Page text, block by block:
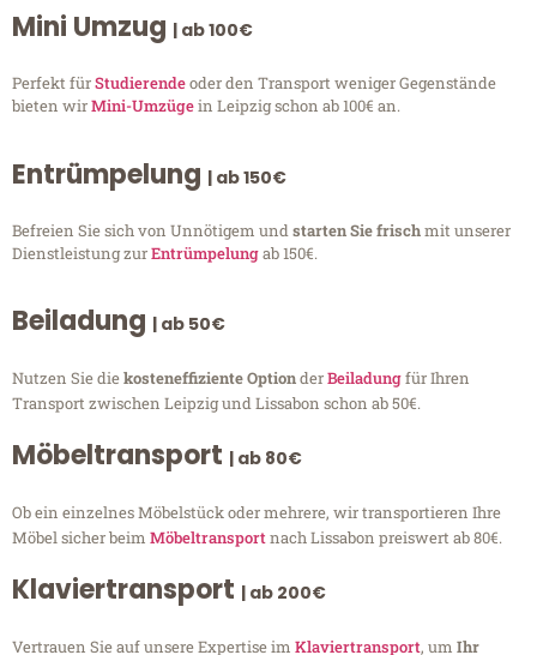
Mini Umzug | ab 100€
Perfekt fürStudierendeoder den Transport weniger Gegenstände
bieten wirMini-Umzügein Leipzig schon ab 100€ an.
Entrümpelung | ab 150€
Befreien Sie sich von Unnötigem undstarten Sie frischmit unserer
Dienstleistung zurEntrümpelungab 150€.
Beiladung | ab 50€
Nutzen Sie diekosteneffiziente OptionderBeiladungfür Ihren
Transport zwischen Leipzig und Lissabon schon ab 50€.
Möbeltransport | ab 80€
Ob ein einzelnes Möbelstück oder mehrere, wir transportieren Ihre
Möbel sicher beim Möbeltransportnach Lissabon preiswert ab 80€.
Klaviertransport | ab 200€
Vertrauen Sie auf unsere Expertise im Klaviertransport, um Ihr